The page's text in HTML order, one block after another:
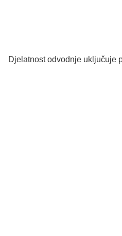
Djelatnost odvodnje uključuje